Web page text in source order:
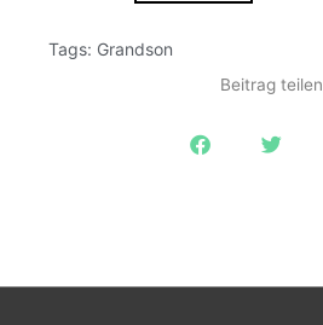
Tags: Grandson
Beitrag teilen